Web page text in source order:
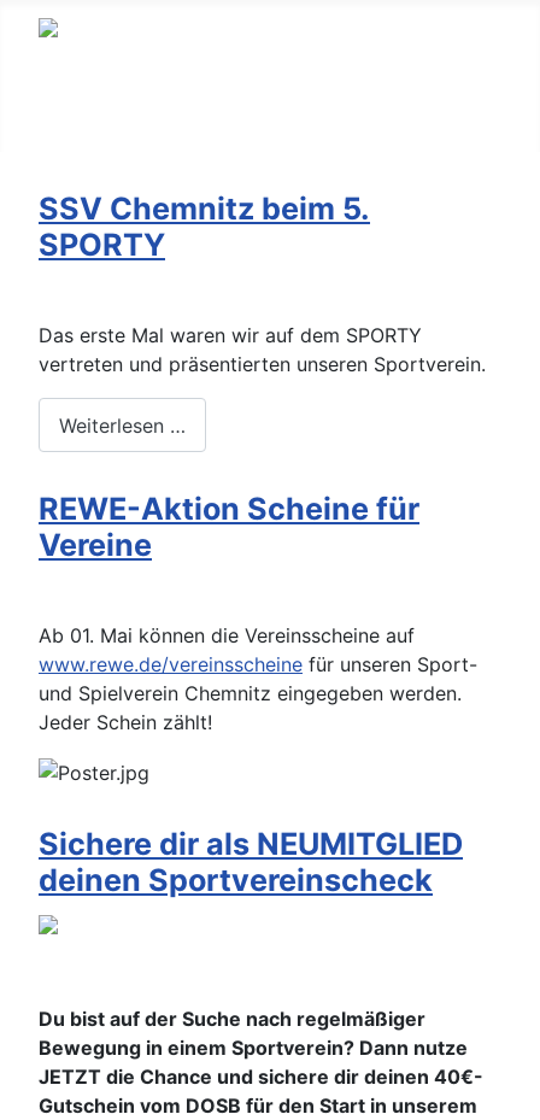
SSV Chemnitz beim 5.
SPORTY
Das erste Mal waren wir auf dem SPORTY
vertreten und präsentierten unseren Sportverein.
Weiterlesen …
REWE-Aktion Scheine für
Vereine
Ab 01. Mai können die Vereinsscheine auf
www.rewe.de/vereinsscheine für unseren Sport-
und Spielverein Chemnitz eingegeben werden.
Jeder Schein zählt!
Sichere dir als NEUMITGLIED
deinen Sportvereinscheck
Du bist auf der Suche nach regelmäßiger
Bewegung in einem Sportverein? Dann nutze
JETZT die Chance und sichere dir deinen 40€-
Gutschein vom DOSB für den Start in unserem